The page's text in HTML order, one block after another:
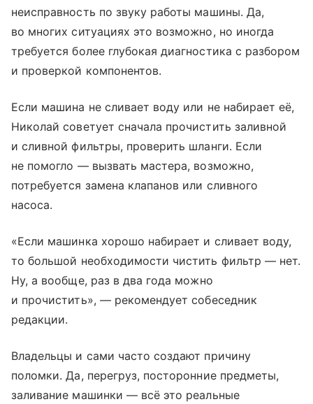
неисправность по звуку работы машины. Да,
во многих ситуациях это возможно, но иногда
требуется более глубокая диагностика с разбором
и проверкой компонентов.
Если машина не сливает воду или не набирает её,
Николай советует сначала прочистить заливной
и сливной фильтры, проверить шланги. Если
не помогло — вызвать мастера, возможно,
потребуется замена клапанов или сливного
насоса.
«Если машинка хорошо набирает и сливает воду,
то большой необходимости чистить фильтр — нет.
Ну, а вообще, раз в два года можно
и прочистить», — рекомендует собеседник
редакции.
Владельцы и сами часто создают причину
поломки. Да, перегруз, посторонние предметы,
заливание машинки — всё это реальные